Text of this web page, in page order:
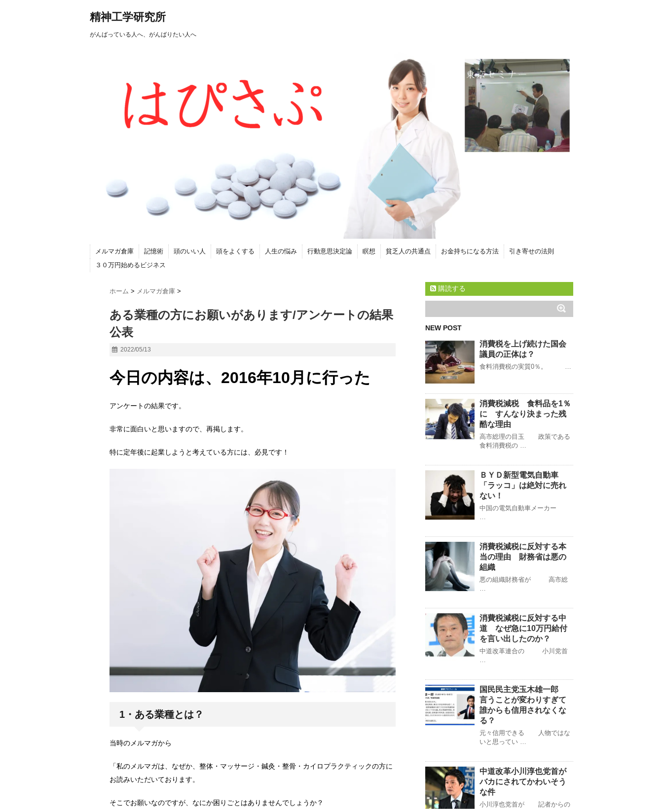
精神工学研究所
がんばっている人へ、がんばりたい人へ
メルマガ倉庫 記憶術 頭のいい人 頭をよくする 人生の悩み 行動意思決定論 瞑想 貧乏人の共通点 お金持ちになる方法
引き寄せの法則
３０万円始めるビジネス
ホーム > メルマガ倉庫 >
ある業種の方にお願いがあります/アンケートの結果
公表
2022/05/13
今日の内容は、2016年10月に行った
アンケートの結果です。
非常に面白いと思いますので、再掲します。
特に定年後に起業しようと考えている方には、必見です！
1・ある業種とは？
当時のメルマガから
「私のメルマガは、なぜか、整体・マッサージ・鍼灸・整骨・カイロプラクティックの方に
お読みいただいております。
そこでお願いなのですが、なにか困りごとはありませんでしょうか？
購読する
NEW POST
消費税を上げ続けた国会
議員の正体は？
食料消費税の実質0％。 …
消費税減税 食料品を1％
に すんなり決まった残
酷な理由
高市総理の目玉 政策である
食料消費税の …
ＢＹＤ新型電気自動車
「ラッコ」は絶対に売れ
ない！
中国の電気自動車メーカー
…
消費税減税に反対する本
当の理由 財務省は悪の
組織
悪の組織財務省が 高市総
…
消費税減税に反対する中
道 なぜ急に10万円給付
を言い出したのか？
中道改革連合の 小川党首
…
国民民主党玉木雄一郎
言うことが変わりすぎて
誰からも信用されなくな
る？
元々信用できる 人物ではな
いと思ってい …
中道改革小川淳也党首が
バカにされてかわいそう
な件
小川淳也党首が 記者からの